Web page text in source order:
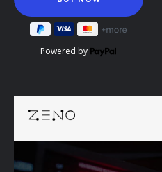
Powered by